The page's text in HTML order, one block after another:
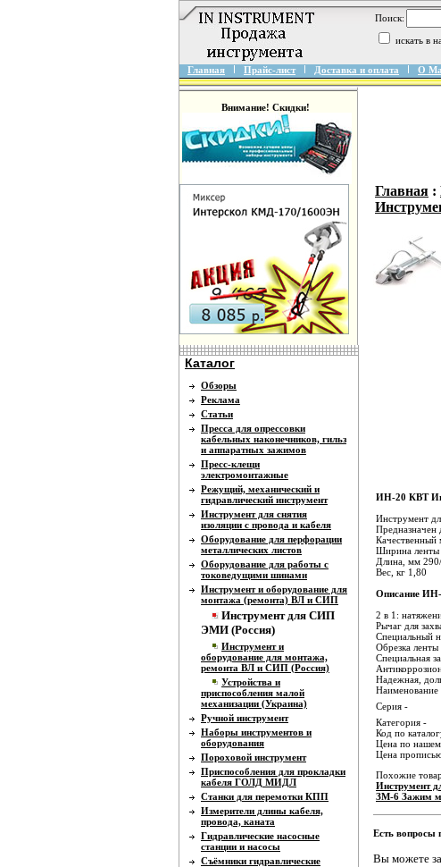
Поиск:
искать в
Главная Прайс-лист Доставка и оплата О
Внимание! Скидки!
Каталог
Обзоры
Реклама
Статьи
Пресса для опрессовки
кабельных наконечников, гильз
и аппаратных зажимов
Пресс-клещи
электромонтажные
Режущий, механический и
гидравлический инструмент
Инструмент для снятия
изоляции с провода и кабеля
Оборудование для перфорации
металлических листов
Оборудование для работы с
токоведущими шинами
Инструмент и оборудование для
монтажа (ремонта) ВЛ и СИП
Инструмент для СИП
ЭМИ (Россия)
Инструмент и
оборудование для монтажа,
ремонта ВЛ и СИП (Россия)
Устройства и
приспособления малой
механизации (Украина)
Ручной инструмент
Наборы инструментов и
оборудования
Пороховой инструмент
Приспособления для прокладки
кабеля ГОЛД МИДЛ
Станки для перемотки КПП
Измерители длины кабеля,
провода, каната
Гидравлические насосные
станции и насосы
Съёмники гидравлические
Главная :
ИН-20 КВT
Инструмент
Предназначен
Ширина
Длина, мм
Вес, кг 1,80
Описание
2 в 1:
Рычаг для
Специальный
Обрезка
Специальная
Надежная,
Наименование
Серия -
Категория -
Код по
Цена по
Цена
Похожие
Инструмент
ЗМ-6 Зажим
Есть вопросы
Вы можете